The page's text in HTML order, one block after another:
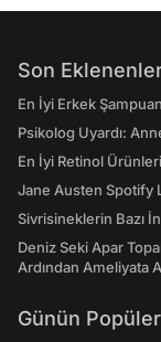
Son
En İyi Erkek
Psikolog Uyardı:
En İyi Retinol Ürünleri
Jane Austen Spotify
Sivrisineklerin Bazı
Deniz Seki Apar
Ardından Ameliyata
Günün Popüler